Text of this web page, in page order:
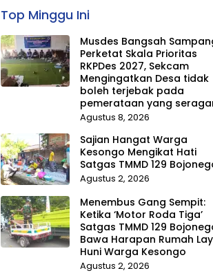
Top Minggu Ini
Musdes Bangsah
Perketat Skala Prioritas
RKPDes 2027, Sekcam
Mengingatkan Desa tidak
boleh terjebak pada
pemerataan yang
Agustus 8, 2026
Sajian Hangat Warga
Kesongo Mengikat Hati
Satgas TMMD 129
Agustus 2, 2026
Menembus Gang Sempit:
Ketika ‘Motor Roda Tiga’
Satgas TMMD 129
Bawa Harapan Rumah
Huni Warga Kesongo
Agustus 2, 2026